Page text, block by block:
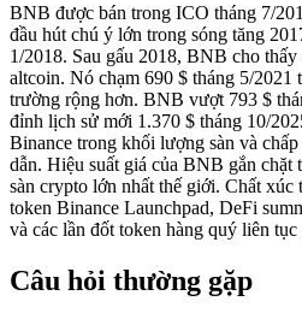
BNB được bán trong ICO tháng 7/
đầu hút chú ý lớn trong sóng tăng
1/2018. Sau gấu 2018, BNB cho
altcoin. Nó chạm 690 $ tháng 5/
trường rộng hơn. BNB vượt 793 $
đỉnh lịch sử mới 1.370 $ tháng 10/
Binance trong khối lượng sàn và
dẫn. Hiệu suất giá của BNB gắn chặt
sàn crypto lớn nhất thế giới. Chất xúc
token Binance Launchpad, DeFi
và các lần đốt token hàng quý liên
Câu hỏi thường gặp